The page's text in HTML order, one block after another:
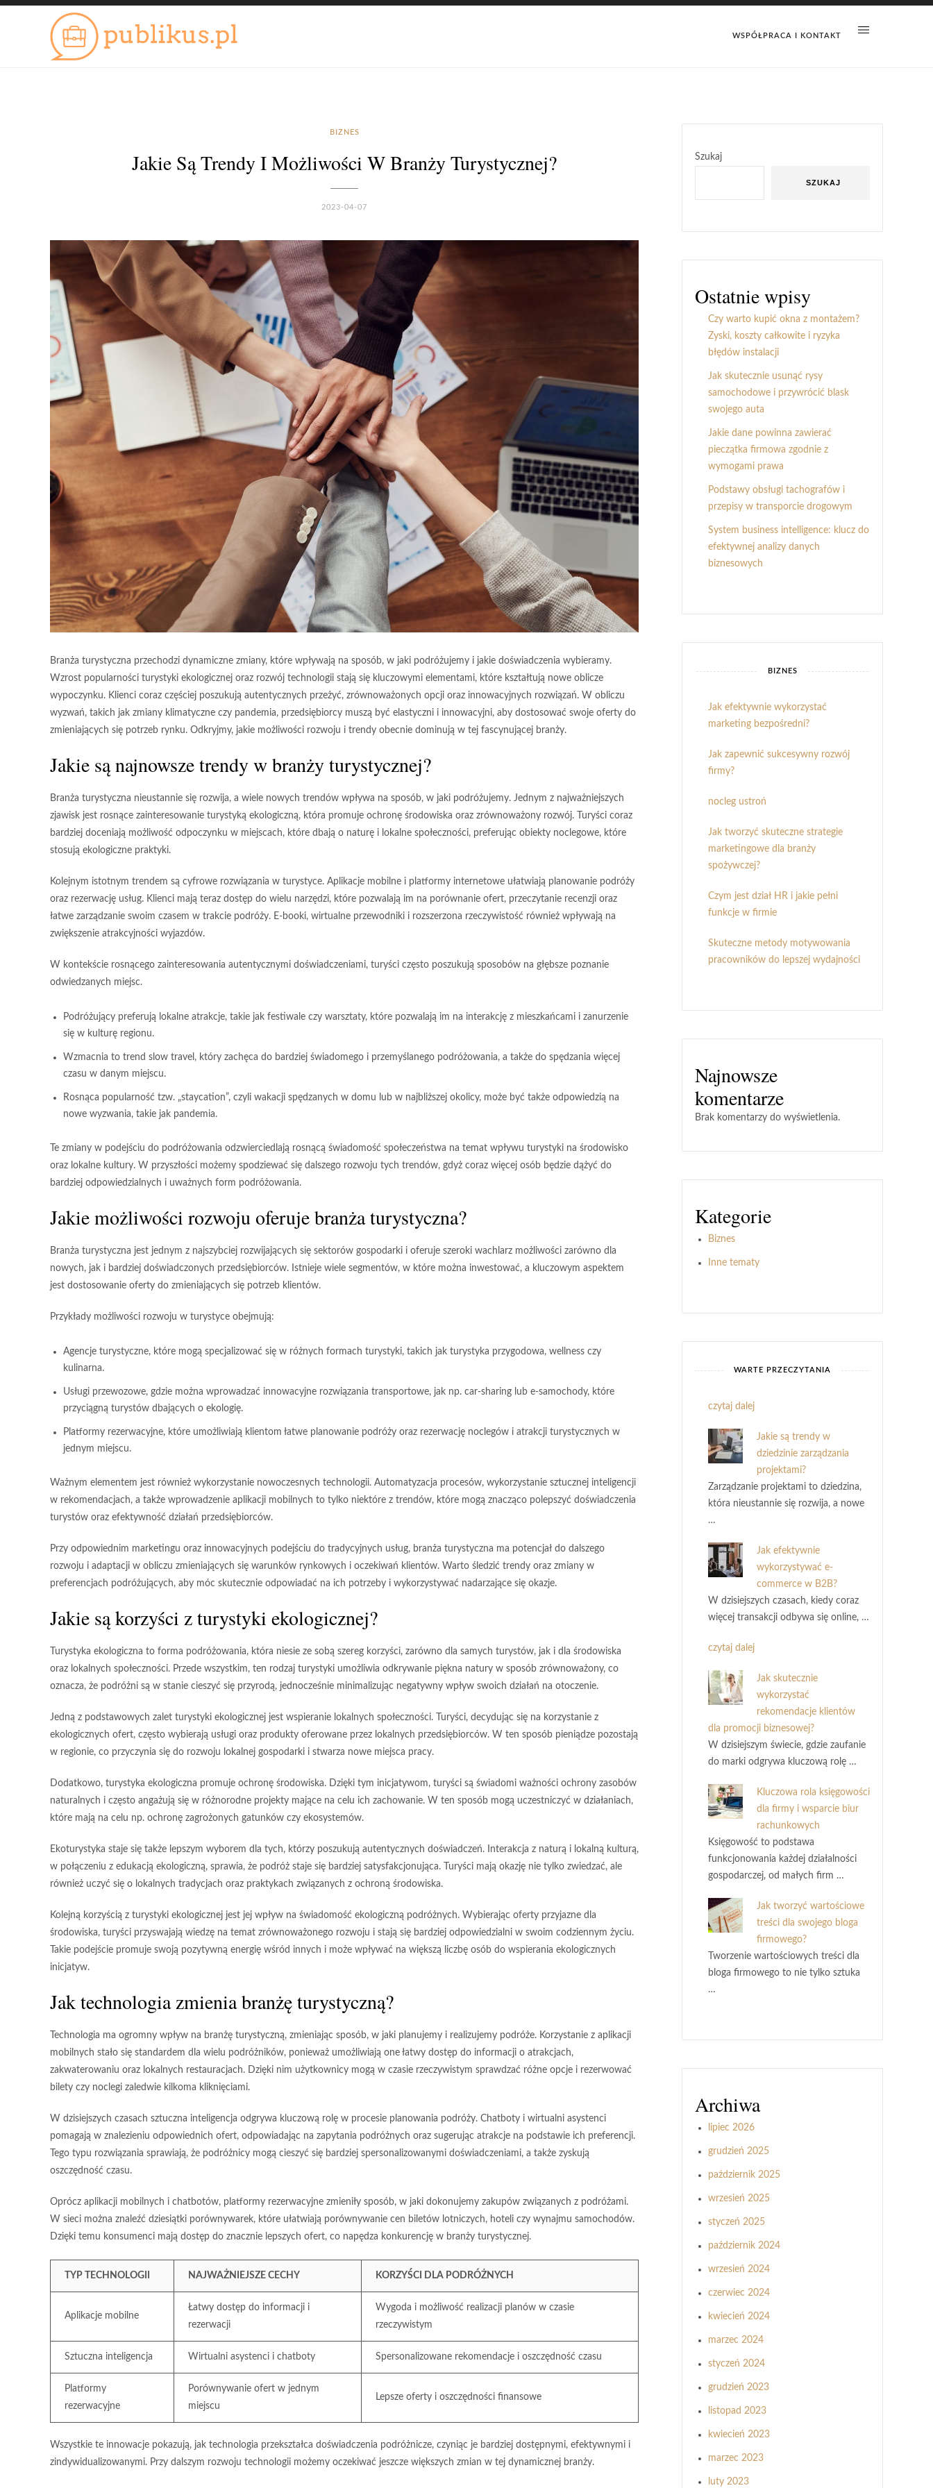
WSPÓŁPRACA I KONTAKT
BIZNES
Jakie Są Trendy I Możliwości W Branży Turystycznej?
2023-04-07
Branża turystyczna przechodzi dynamiczne zmiany, które wpływają na sposób, w jaki podróżujemy i jakie doświadczenia wybieramy.
Wzrost popularności turystyki ekologicznej oraz rozwój technologii stają się kluczowymi elementami, które kształtują nowe oblicze
wypoczynku. Klienci coraz częściej poszukują autentycznych przeżyć, zrównoważonych opcji oraz innowacyjnych rozwiązań. W obliczu
wyzwań, takich jak zmiany klimatyczne czy pandemia, przedsiębiorcy muszą być elastyczni i innowacyjni, aby dostosować swoje oferty do
zmieniających się potrzeb rynku. Odkryjmy, jakie możliwości rozwoju i trendy obecnie dominują w tej fascynującej branży.
Jakie są najnowsze trendy w branży turystycznej?
Branża turystyczna nieustannie się rozwija, a wiele nowych trendów wpływa na sposób, w jaki podróżujemy. Jednym z najważniejszych
zjawisk jest rosnące zainteresowanie turystyką ekologiczną, która promuje ochronę środowiska oraz zrównoważony rozwój. Turyści coraz
bardziej doceniają możliwość odpoczynku w miejscach, które dbają o naturę i lokalne społeczności, preferując obiekty noclegowe, które
stosują ekologiczne praktyki.
Kolejnym istotnym trendem są cyfrowe rozwiązania w turystyce. Aplikacje mobilne i platformy internetowe ułatwiają planowanie podróży
oraz rezerwację usług. Klienci mają teraz dostęp do wielu narzędzi, które pozwalają im na porównanie ofert, przeczytanie recenzji oraz
łatwe zarządzanie swoim czasem w trakcie podróży. E-booki, wirtualne przewodniki i rozszerzona rzeczywistość również wpływają na
zwiększenie atrakcyjności wyjazdów.
W kontekście rosnącego zainteresowania autentycznymi doświadczeniami, turyści często poszukują sposobów na głębsze poznanie
odwiedzanych miejsc.
Podróżujący preferują lokalne atrakcje, takie jak festiwale czy warsztaty, które pozwalają im na interakcję z mieszkańcami i zanurzenie
się w kulturę regionu.
Wzmacnia to trend slow travel , który zachęca do bardziej świadomego i przemyślanego podróżowania, a także do spędzania więcej
czasu w danym miejscu.
Rosnąca popularność tzw. „staycation”, czyli wakacji spędzanych w domu lub w najbliższej okolicy, może być także odpowiedzią na
nowe wyzwania, takie jak pandemia.
Te zmiany w podejściu do podróżowania odzwierciedlają rosnącą świadomość społeczeństwa na temat wpływu turystyki na środowisko
oraz lokalne kultury. W przyszłości możemy spodziewać się dalszego rozwoju tych trendów, gdyż coraz więcej osób będzie dążyć do
bardziej odpowiedzialnych i uważnych form podróżowania.
Jakie możliwości rozwoju oferuje branża turystyczna?
Branża turystyczna jest jednym z najszybciej rozwijających się sektorów gospodarki i oferuje szeroki wachlarz możliwości zarówno dla
nowych, jak i bardziej doświadczonych przedsiębiorców. Istnieje wiele segmentów, w które można inwestować, a kluczowym aspektem
jest dostosowanie oferty do zmieniających się potrzeb klientów.
Przykłady możliwości rozwoju w turystyce obejmują:
Agencje turystyczne, które mogą specjalizować się w różnych formach turystyki, takich jak turystyka przygodowa, wellness czy
kulinarna.
Usługi przewozowe, gdzie można wprowadzać innowacyjne rozwiązania transportowe, jak np. car-sharing lub e-samochody, które
przyciągną turystów dbających o ekologię.
Platformy rezerwacyjne, które umożliwiają klientom łatwe planowanie podróży oraz rezerwację noclegów i atrakcji turystycznych w
jednym miejscu.
Ważnym elementem jest również wykorzystanie nowoczesnych technologii. Automatyzacja procesów, wykorzystanie sztucznej inteligencji
w rekomendacjach, a także wprowadzenie aplikacji mobilnych to tylko niektóre z trendów, które mogą znacząco polepszyć doświadczenia
turystów oraz efektywność działań przedsiębiorców.
Przy odpowiednim marketingu oraz innowacyjnych podejściu do tradycyjnych usług, branża turystyczna ma potencjał do dalszego
rozwoju i adaptacji w obliczu zmieniających się warunków rynkowych i oczekiwań klientów. Warto śledzić trendy oraz zmiany w
preferencjach podróżujących, aby móc skutecznie odpowiadać na ich potrzeby i wykorzystywać nadarzające się okazje.
Jakie są korzyści z turystyki ekologicznej?
Turystyka ekologiczna to forma podróżowania, która niesie ze sobą szereg korzyści, zarówno dla samych turystów, jak i dla środowiska
oraz lokalnych społeczności. Przede wszystkim, ten rodzaj turystyki umożliwia odkrywanie piękna natury w sposób zrównoważony, co
oznacza, że podróżni są w stanie cieszyć się przyrodą, jednocześnie minimalizując negatywny wpływ swoich działań na otoczenie.
Jedną z podstawowych zalet turystyki ekologicznej jest wspieranie lokalnych społeczności. Turyści, decydując się na korzystanie z
ekologicznych ofert, często wybierają usługi oraz produkty oferowane przez lokalnych przedsiębiorców. W ten sposób pieniądze pozostają
w regionie, co przyczynia się do rozwoju lokalnej gospodarki i stwarza nowe miejsca pracy.
Dodatkowo, turystyka ekologiczna promuje ochronę środowiska. Dzięki tym inicjatywom, turyści są świadomi ważności ochrony zasobów
naturalnych i często angażują się w różnorodne projekty mające na celu ich zachowanie. W ten sposób mogą uczestniczyć w działaniach,
które mają na celu np. ochronę zagrożonych gatunków czy ekosystemów.
Ekoturystyka staje się także lepszym wyborem dla tych, którzy poszukują autentycznych doświadczeń. Interakcja z naturą i lokalną kulturą,
w połączeniu z edukacją ekologiczną, sprawia, że podróż staje się bardziej satysfakcjonująca. Turyści mają okazję nie tylko zwiedzać, ale
również uczyć się o lokalnych tradycjach oraz praktykach związanych z ochroną środowiska.
Kolejną korzyścią z turystyki ekologicznej jest jej wpływ na świadomość ekologiczną podróżnych. Wybierając oferty przyjazne dla
środowiska, turyści przyswajają wiedzę na temat zrównoważonego rozwoju i stają się bardziej odpowiedzialni w swoim codziennym życiu.
Takie podejście promuje swoją pozytywną energię wśród innych i może wpływać na większą liczbę osób do wspierania ekologicznych
inicjatyw.
Jak technologia zmienia branżę turystyczną?
Technologia ma ogromny wpływ na branżę turystyczną, zmieniając sposób, w jaki planujemy i realizujemy podróże. Korzystanie z aplikacji
mobilnych stało się standardem dla wielu podróżników, ponieważ umożliwiają one łatwy dostęp do informacji o atrakcjach,
zakwaterowaniu oraz lokalnych restauracjach. Dzięki nim użytkownicy mogą w czasie rzeczywistym sprawdzać różne opcje i rezerwować
bilety czy noclegi zaledwie kilkoma kliknięciami.
W dzisiejszych czasach sztuczna inteligencja odgrywa kluczową rolę w procesie planowania podróży. Chatboty i wirtualni asystenci
pomagają w znalezieniu odpowiednich ofert, odpowiadając na zapytania podróżnych oraz sugerując atrakcje na podstawie ich preferencji.
Tego typu rozwiązania sprawiają, że podróżnicy mogą cieszyć się bardziej spersonalizowanymi doświadczeniami, a także zyskują
oszczędność czasu.
Oprócz aplikacji mobilnych i chatbotów, platformy rezerwacyjne zmieniły sposób, w jaki dokonujemy zakupów związanych z podróżami.
W sieci można znaleźć dziesiątki porównywarek, które ułatwiają porównywanie cen biletów lotniczych, hoteli czy wynajmu samochodów.
Dzięki temu konsumenci mają dostęp do znacznie lepszych ofert, co napędza konkurencję w branży turystycznej.
TYP TECHNOLOGII NAJWAŻNIEJSZE CECHY KORZYŚCI DLA PODRÓŻNYCH
Aplikacje mobilne
Łatwy dostęp do informacji i
rezerwacji
Wygoda i możliwość realizacji planów w czasie
rzeczywistym
Sztuczna inteligencja Wirtualni asystenci i chatboty Spersonalizowane rekomendacje i oszczędność czasu
Platformy
rezerwacyjne
Porównywanie ofert w jednym
miejscu
Lepsze oferty i oszczędności finansowe
Wszystkie te innowacje pokazują, jak technologia przekształca doświadczenia podróżnicze, czyniąc je bardziej dostępnymi, efektywnymi i
zindywidualizowanymi. Przy dalszym rozwoju technologii możemy oczekiwać jeszcze większych zmian w tej dynamicznej branży.
Szukaj
SZUKAJ
Ostatnie wpisy
Czy warto kupić okna z montażem?
Zyski, koszty całkowite i ryzyka
błędów instalacji
Jak skutecznie usunąć rysy
samochodowe i przywrócić blask
swojego auta
Jakie dane powinna zawierać
pieczątka firmowa zgodnie z
wymogami prawa
Podstawy obsługi tachografów i
przepisy w transporcie drogowym
System business intelligence: klucz do
efektywnej analizy danych
biznesowych
BIZNES
Jak efektywnie wykorzystać
marketing bezpośredni?
Jak zapewnić sukcesywny rozwój
firmy?
nocleg ustroń
Jak tworzyć skuteczne strategie
marketingowe dla branży
spożywczej?
Czym jest dział HR i jakie pełni
funkcje w firmie
Skuteczne metody motywowania
pracowników do lepszej wydajności
Najnowsze
komentarze
Brak komentarzy do wyświetlenia.
Kategorie
Biznes
Inne tematy
WARTE PRZECZYTANIA
czytaj dalej
Jakie są trendy w
dziedzinie zarządzania
projektami?
Zarządzanie projektami to dziedzina,
która nieustannie się rozwija, a nowe
…
Jak efektywnie
wykorzystywać e-
commerce w B2B?
W dzisiejszych czasach, kiedy coraz
więcej transakcji odbywa się online, …
czytaj dalej
Jak skutecznie
wykorzystać
rekomendacje klientów
dla promocji biznesowej?
W dzisiejszym świecie, gdzie zaufanie
do marki odgrywa kluczową rolę …
Kluczowa rola księgowości
dla firmy i wsparcie biur
rachunkowych
Księgowość to podstawa
funkcjonowania każdej działalności
gospodarczej, od małych firm …
Jak tworzyć wartościowe
treści dla swojego bloga
firmowego?
Tworzenie wartościowych treści dla
bloga firmowego to nie tylko sztuka
…
Archiwa
lipiec 2026
grudzień 2025
październik 2025
wrzesień 2025
styczeń 2025
październik 2024
wrzesień 2024
czerwiec 2024
kwiecień 2024
marzec 2024
styczeń 2024
grudzień 2023
listopad 2023
kwiecień 2023
marzec 2023
luty 2023